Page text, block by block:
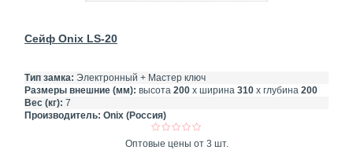
Сейф Onix LS-20
Тип замка: Электронный + Мастер ключ
Размеры внешние (мм): высота 200 х ширина 310 х глубина 200
Вес (кг): 7
Производитель: Onix (Россия)
Оптовые цены от 3 шт.